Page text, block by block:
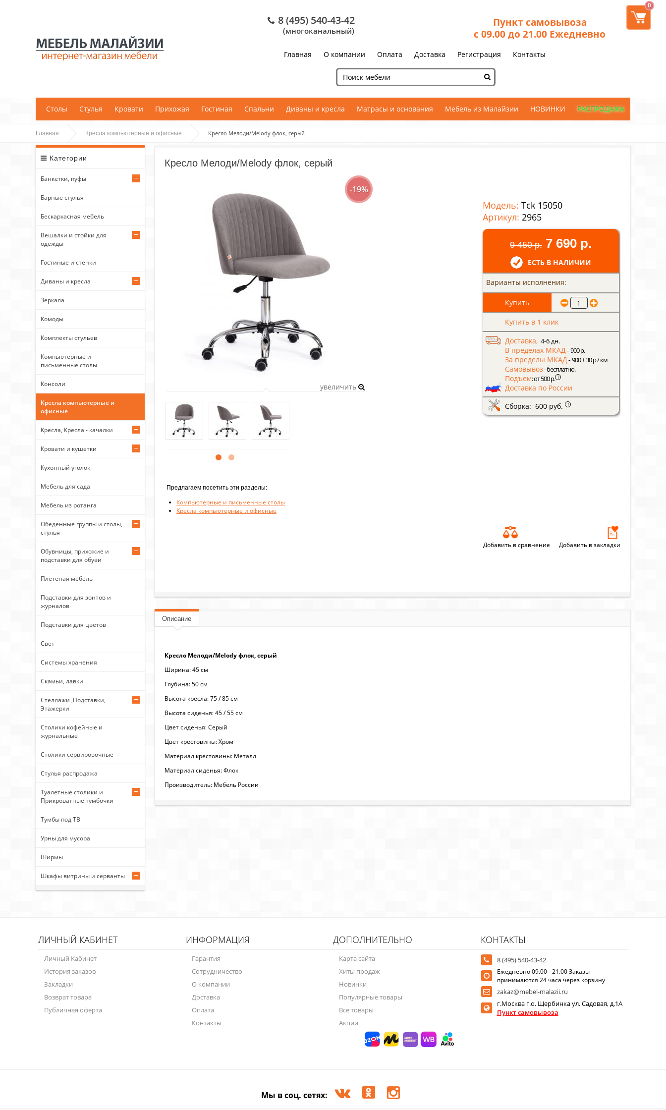
0
8 (495) 540-43-42
(многоканальный)
Пункт самовывоза
с 09.00 до 21.00 Ежедневно
Главная О компании Оплата Доставка Регистрация Контакты
Столы Стулья Кровати Прихожая Гостиная Спальни Диваны и кресла Матрасы и основания Мебель из Малайзии НОВИНКИ РАСПРОДАЖА
Главная Кресла компьютерные и офисные Кресло Мелоди/Melody флок, серый
Категории
Банкетки, пуфы
Барные стулья
Бескаркасная мебель
Вешалки и стойки для
одежды
Гостиные и стенки
Диваны и кресла
Зеркала
Комоды
Комплекты стульев
Компьютерные и
письменные столы
Консоли
Кресла компьютерные и
офисные
Кресла, Кресла - качалки
Кровати и кушетки
Кухонный уголок
Мебель для сада
Мебель из ротанга
Обеденные группы и столы,
стулья
Обувницы, прихожие и
подставки для обуви
Плетеная мебель
Подставки для зонтов и
журналов
Подставки для цветов
Свет
Системы хранения
Скамьи, лавки
Стеллажи ,Подставки,
Этажерки
Столики кофейные и
журнальные
Столики сервировочные
Стулья распродажа
Туалетные столики и
Прикроватные тумбочки
Тумбы под ТВ
Урны для мусора
Ширмы
Шкафы витрины и серванты
Кресло Мелоди/Melody флок, серый
-19%
увеличить
Предлагаем посетить эти разделы:
Компьютерные и письменные столы
Кресла компьютерные и офисные
Модель: Tck 15050
Артикул: 2965
9 450 р. 7 690 р.
ЕСТЬ В НАЛИЧИИ
Варианты исполнения:
Купить в 1 клик
Доставка, 4-6 дн.
В пределах МКАД- 900 р.
За пределы МКАД- 900 + 30 р / км
Самовывоз- бесплатно.
Подъем: от 500 р. ?
Доставка по России
Сборка: 600 руб.
?
Добавить в сравнение Добавить в закладки
Описание
Кресло Мелоди/Melody флок, серый
Ширина: 45 см
Глубина: 50 см
Высота кресла: 75 / 85 см
Высота сиденья: 45 / 55 см
Цвет сиденья: Серый
Цвет крестовины: Хром
Материал крестовины: Металл
Материал сиденья: Флок
Производитель: Мебель России
ЛИЧНЫЙ КАБИНЕТ
Личный Кабинет
История заказов
Закладки
Возврат товара
Публичная оферта
ИНФОРМАЦИЯ
Гарантия
Сотрудничество
О компании
Доставка
Оплата
Контакты
ДОПОЛНИТЕЛЬНО
Карта сайта
Хиты продаж
Новинки
Популярные товары
Все товары
Акции
КОНТАКТЫ
8 (495) 540-43-42
Ежедневно 09.00 - 21.00 Заказы
принимаются 24 часа через корзину
zakaz@mebel-malazii.ru
г.Москва г.о. Щербинка ул. Садовая, д.1А
Пункт самовывоза
Мы в соц. сетях: